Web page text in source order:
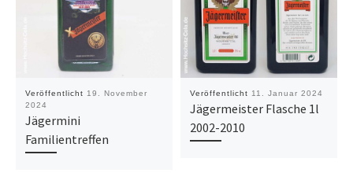
Veröffentlicht 19. November
2024
Jägermini
Familientreffen
Veröffentlicht 11. Januar 2024
Jägermeister Flasche 1l
2002-2010